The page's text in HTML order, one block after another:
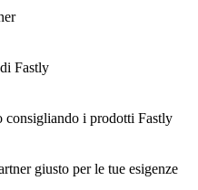
Fastly
i prodotti Fastly
giusto per le tue esigenze